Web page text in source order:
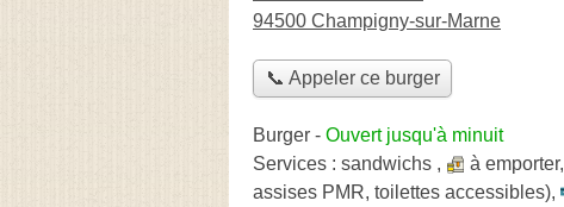
94500 Champigny-sur-Marne
📞 Appeler ce burger
Burger - Ouvert jusqu'à minuit
Services : sandwichs , à emporter,
assises PMR, toilettes accessibles),